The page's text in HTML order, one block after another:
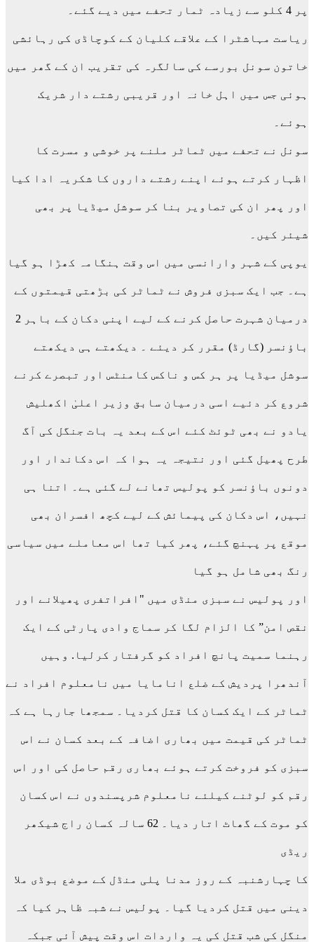
پر 4 کلو سے زیادہ ٹمار تحفے میں دیے گئے۔
ریاست مہاشٹرا کے علاقے کلیان کے کوچاڈی کی رہائشی
خاتون سونل بورسے کی سالگرہ کی تقریب ان کے گھر میں
ہوئی جس میں اہل خانہ اور قریبی رشتے دار شریک
ہوئے۔
سونل نے تحفے میں ٹماٹر ملنے پر خوشی و مسرت کا
اظہار کرتے ہوئے اپنے رشتے داروں کا شکریہ ادا کیا
اور پھر ان کی تصاویر بنا کر سوشل میڈیا پر بھی
شیئر کیں۔
یوپی کے شہر وارانسی میں اس وقت ہنگامہ کھڑا ہو گیا
ہے۔ جب ایک سبزی فروش نے ٹماٹر کی بڑھتی قیمتوں کے
درمیان شہرت حاصل کرنے کے لیے اپنی دکان کے باہر 2
باؤنسر (گارڈ) مقرر کر دیئے ۔ دیکھتے ہی دیکھتے
سوشل میڈیا پر ہر کس و ناکس کامنٹس اور تبصرے کرنے
شروع کر دئیے اسی درمیان سابق وزیر اعلیٰ اکھلیش
یادو نے بھی ٹوئٹ کئے اس کے بعد یہ بات جنگل کی آگ
طرح پھیل گئی اور نتیجہ یہ ہوا کہ اس دکاندار اور
دونوں باؤنسر کو پولیس تھانے لے گئی ہے۔ اتنا ہی
نہیں، اس دکان کی پیمائش کے لیے کچھ افسران بھی
موقع پر پہنچ گئے، پھر کیا تھا اس معاملے میں سیاسی
رنگ بھی شامل ہو گیا
اور پولیس نے سبزی منڈی میں "افراتفری پھیلانے اور
نقص امن” کا الزام لگا کر سماج وادی پارٹی کے ایک
رہنما سمیت پانچ افراد کو گرفتار کرلیا. وہیں
آندھرا پردیش کے ضلع انامایا میں نامعلوم افراد نے
ٹماٹر کے ایک کسان کا قتل کردیا۔ سمجھا جارہا ہے کہ
ٹماٹر کی قیمت میں بھاری اضافہ کے بعد کسان نے اس
سبزی کو فروخت کرتے ہوئے بھاری رقم حاصل کی اور اس
رقم کو لوٹنے کیلئے نامعلوم شرپسندوں نے اس کسان
کو موت کے گھاٹ اتار دیا۔ 62 سالہ کسان راج شیکھر
ریڈی
کا چہارشنبہ کے روز مدنا پلی منڈل کے موضع بوڈی ملا
دینی میں قتل کردیا گیا۔ پولیس نے شبہ ظاہر کیا کہ
منگل کی شب قتل کی یہ واردات اس وقت پیش آئی جبکہ